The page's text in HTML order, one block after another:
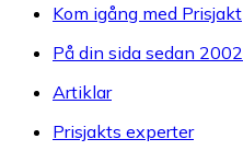
Kom igång med Prisjakt
På din sida sedan 2002
Artiklar
Prisjakts experter